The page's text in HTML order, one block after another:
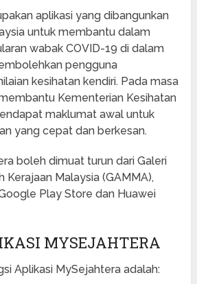
aplikasi yang dibangunkan
untuk membantu dalam
wabak COVID-19 di dalam
pengguna
kesihatan kendiri. Pada masa
Kementerian Kesihatan
maklumat awal untuk
yang cepat dan berkesan.
boleh dimuat turun dari Galeri
Kerajaan Malaysia (GAMMA),
Play Store dan Huawei
MYSEJAHTERA
Aplikasi MySejahtera adalah: